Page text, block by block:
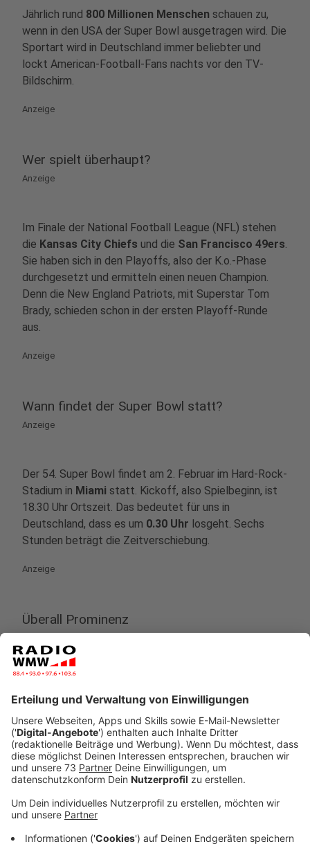
Jährlich rund 800 Millionen Menschen schauen zu,
wenn in den USA der Super Bowl ausgetragen wird. Die
Sportart wird in Deutschland immer beliebter und
lockt American-Football-Fans nachts vor den TV-
Bildschirm.
Anzeige
Wer spielt überhaupt?
Anzeige
Im Finale der National Football League (NFL) stehen
die Kansas City Chiefs und die San Francisco 49ers.
Sie haben sich in den Playoffs, also der K.o.-Phase
durchgesetzt und ermitteln einen neuen Champion.
Denn die New England Patriots, mit Superstar Tom
Brady, schieden schon in der ersten Playoff-Runde
aus.
Anzeige
Wann findet der Super Bowl statt?
Anzeige
Der 54. Super Bowl findet am 2. Februar im Hard-Rock-
Stadium in Miami statt. Kickoff, also Spielbeginn, ist
18.30 Uhr Ortszeit. Das bedeutet für uns in
Deutschland, dass es um 0.30 Uhr losgeht. Sechs
Stunden beträgt die Zeitverschiebung.
Anzeige
Überall Prominenz
es sich natürlich, dass diverse Prominente in Miami vor
Ort sein werden. So werden zum BeispielJennifer
Lopez und Shakirain der Halbzeit auftreten. In der
berühmten "Halftime-Show" treten jährlich Musik-
Stars auf und sorgen für gute Stimmung - auch unter
den weniger begeisterten American-Football-
Zuschauern.
Anzeige